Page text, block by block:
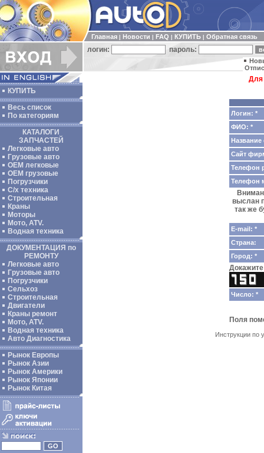
Главная Новости FAQ КУПИТЬ Обратная связь
логин: пароль:
КУПИТЬ
Весь список
По категориям
КАТАЛОГИ
ЗАПЧАСТЕЙ
Легковые авто
Грузовые авто
ОЕМ легковые
OEM грузовые
Погрузчики
С/х техника
Строительная
Краны
Моторы
Мото, ATV.
Водная техника
ДОКУМЕНТАЦИЯ по
РЕМОНТУ
Легковые авто
Грузовые авто
Погрузчики
Сельхоз
Строительная
Двигатели
Краны ремонт
Мото, ATV.
Водная техника
Авто Диагностика
Рынок Европы
Рынок Азии
Рынок Америки
Рынок Японии
Рынок Китая
Для
Логин: *
ФИО: *
Сайт
Телефон
Телефон
выслан
так же
E-mail: *
Страна:
Город: *
Докажите
Число: *
Поля
Инструкции по